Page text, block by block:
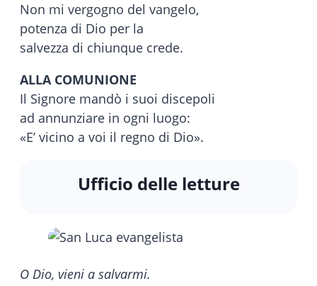
Non mi vergogno del vangelo,
potenza di Dio per la
salvezza di chiunque crede.
ALLA COMUNIONE
Il Signore mandò i suoi discepoli
ad annunziare in ogni luogo:
«E’ vicino a voi il regno di Dio».
Ufficio delle letture
O Dio, vieni a salvarmi.